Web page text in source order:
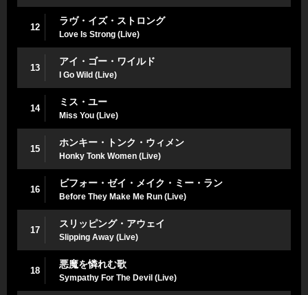
12
ラヴ・イズ・ストロング
Love Is Strong (Live)
13
アイ・ゴー・ワイルド
I Go Wild (Live)
14
ミス・ユー
Miss You (Live)
15
ホンキー・トンク・ウィメン
Honky Tonk Women (Live)
16
ビフォー・ゼイ・メイク・ミー・ラン
Before They Make Me Run (Live)
17
スリッピング・アウェイ
Slipping Away (Live)
18
悪魔を憐れむ歌
Sympathy For The Devil (Live)